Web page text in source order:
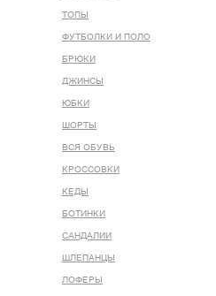
ТОПЫ
ФУТБОЛКИ И ПОЛО
БРЮКИ
ДЖИНСЫ
ЮБКИ
ШОРТЫ
ВСЯ ОБУВЬ
КРОССОВКИ
КЕДЫ
БОТИНКИ
САНДАЛИИ
ШЛЕПАНЦЫ
ЛОФЕРЫ